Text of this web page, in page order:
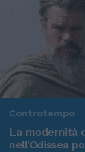
Controtempo
La modernità
nell'Odissea